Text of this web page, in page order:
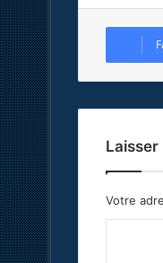
Laisser
Votre